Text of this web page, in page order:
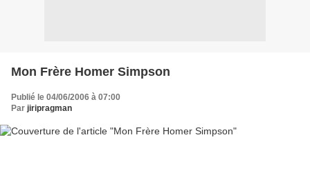
Mon Frère Homer Simpson
Publié le 04/06/2006 à 07:00
Par jiripragman